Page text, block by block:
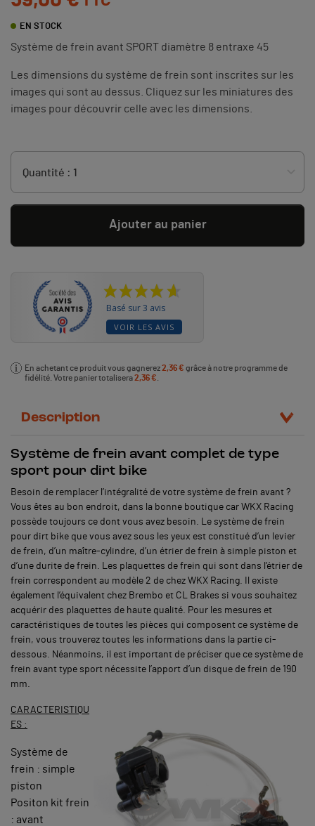
EN STOCK
Système de frein avant SPORT diamètre 8 entraxe 45
Les dimensions du système de frein sont inscrites sur les
images qui sont au dessus. Cliquez sur les miniatures des
images pour découvrir celle avec les dimensions.
Ajouter au panier
Basé sur 3 avis
VOIR LES AVIS
En achetant ce produit vous gagnerez2,36 € grâce à notre programme de
fidélité. Votre panier totalisera2,36 €
Description
Système de frein avant complet de type
sport pour dirt bike
Besoin de remplacer l’intégralité de votre système de frein avant ?
Vous êtes au bon endroit, dans la bonne boutique car WKX Racing
possède toujours ce dont vous avez besoin. Le système de frein
pour dirt bike que vous avez sous les yeux est constitué d’un levier
de frein, d’un maître-cylindre, d’un étrier de frein à simple piston et
d’une durite de frein. Les plaquettes de frein qui sont dans l’étrier de
frein correspondent au modèle 2 de chez WKX Racing. Il existe
également l’équivalent chez Brembo et CL Brakes si vous souhaitez
acquérir des plaquettes de haute qualité. Pour les mesures et
caractéristiques de toutes les pièces qui composent ce système de
frein, vous trouverez toutes les informations dans la partie ci-
dessous. Néanmoins, il est important de préciser que ce système de
frein avant type sport nécessite l’apport d’un disque de frein de 190
mm.
CARACTERISTIQU
ES :
Système de
frein : simple
piston
Positon kit frein
: avant